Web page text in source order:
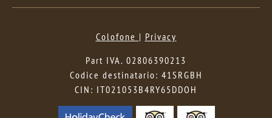
Colofone | Privacy
Part IVA. 02806390213
Codice destinatario: 41SRGBH
CIN: IT021053B4RY65DDOH